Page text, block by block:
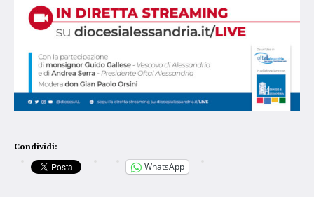
Condividi:
WhatsApp